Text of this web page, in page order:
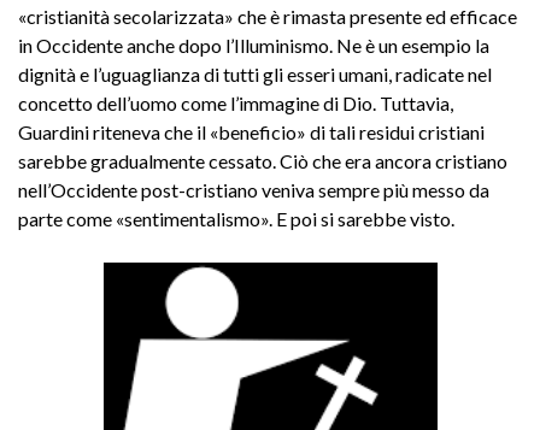
«cristianità secolarizzata» che è rimasta presente ed efficace
in Occidente anche dopo l’Illuminismo. Ne è un esempio la
dignità e l’uguaglianza di tutti gli esseri umani, radicate nel
concetto dell’uomo come l’immagine di Dio. Tuttavia,
Guardini riteneva che il «beneficio» di tali residui cristiani
sarebbe gradualmente cessato. Ciò che era ancora cristiano
nell’Occidente post-cristiano veniva sempre più messo da
parte come «sentimentalismo». E poi si sarebbe visto.